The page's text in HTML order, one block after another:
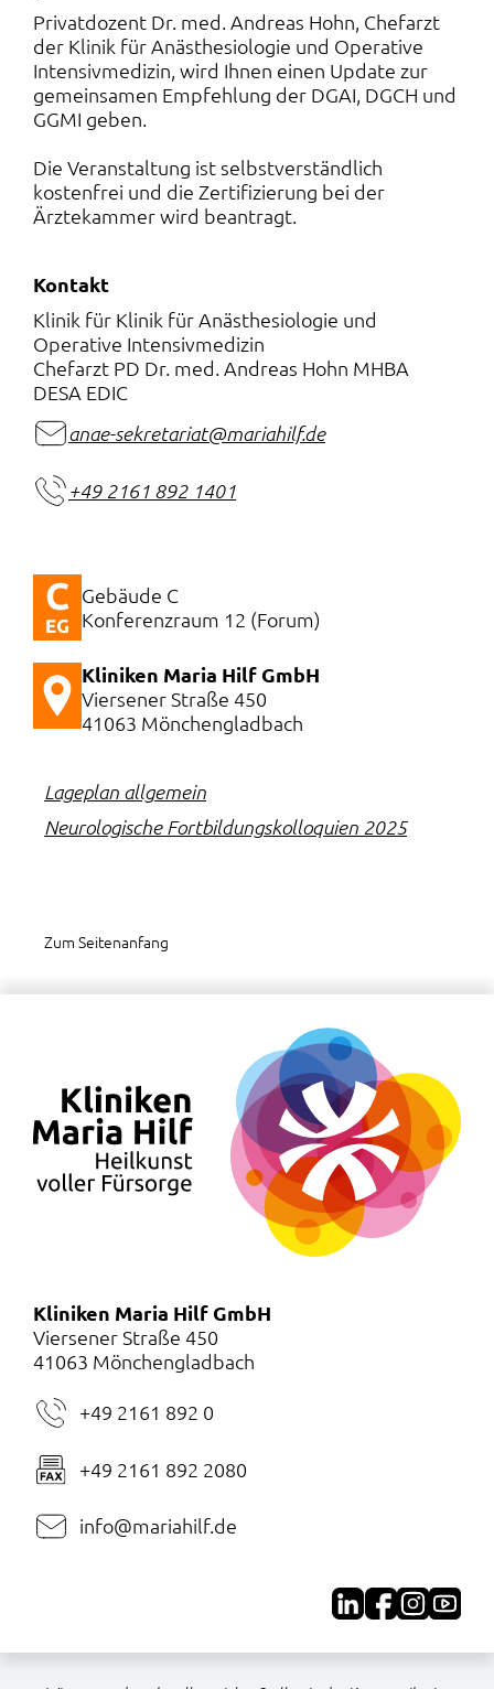
Privatdozent Dr. med. Andreas Hohn, Chefarzt
der Klinik für Anästhesiologie und Operative
Intensivmedizin, wird Ihnen einen Update zur
gemeinsamen Empfehlung der DGAI, DGCH und
GGMI geben.
Die Veranstaltung ist selbstverständlich
kostenfrei und die Zertifizierung bei der
Ärztekammer wird beantragt.
Kontakt
Klinik für Klinik für Anästhesiologie und
Operative Intensivmedizin
Chefarzt PD Dr. med. Andreas Hohn MHBA
DESA EDIC
anae-sekretariat@mariahilf.de
+49 2161 892 1401
Gebäude C
Konferenzraum 12 (Forum)
Kliniken Maria Hilf GmbH
Viersener Straße 450
41063 Mönchengladbach
Lageplan allgemein
Neurologische Fortbildungskolloquien 2025
Zum Seitenanfang
Kliniken Maria Hilf GmbH
Viersener Straße 450
41063 Mönchengladbach
+49 2161 892 0
+49 2161 892 2080
info@mariahilf.de